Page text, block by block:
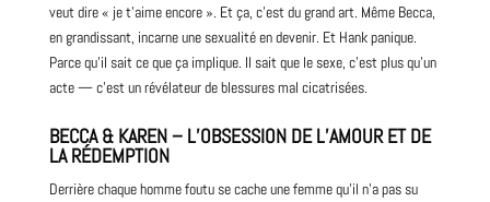
veut dire « je t’aime encore ». Et ça, c’est du grand art. Même Becca,
en grandissant, incarne une sexualité en devenir. Et Hank panique.
Parce qu’il sait ce que ça implique. Il sait que le sexe, c’est plus qu’un
acte — c’est un révélateur de blessures mal cicatrisées.
BECCA & KAREN – L’OBSESSION DE L’AMOUR ET DE
LA RÉDEMPTION
Derrière chaque homme foutu se cache une femme qu’il n’a pas su